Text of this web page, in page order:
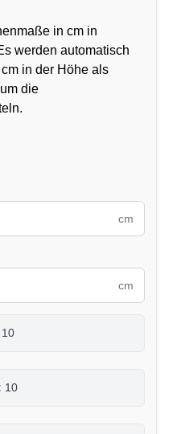
in cm in
werden automatisch
in der Höhe als
die
cm
cm
10
10